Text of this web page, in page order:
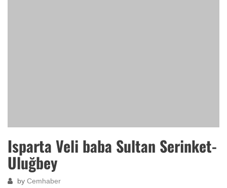
Isparta Veli baba Sultan Serinket-
Uluğbey
by Cemhaber